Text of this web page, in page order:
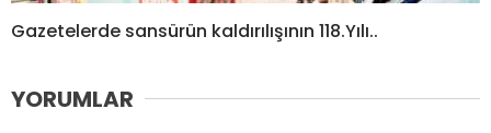
Gazetelerde sansürün kaldırılışının 118.Yılı..
YORUMLAR